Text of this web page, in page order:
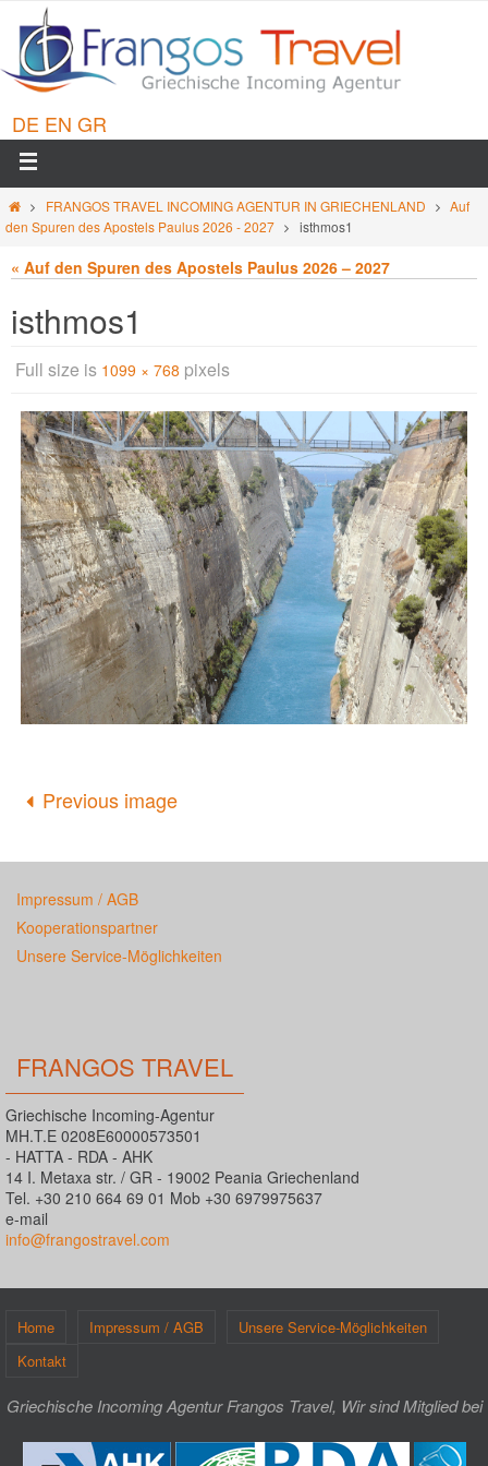
DE EN GR
FRANGOS TRAVEL INCOMING AGENTUR IN GRIECHENLAND
Auf
den Spuren des Apostels Paulus 2026 - 2027
isthmos1
« Auf den Spuren des Apostels Paulus 2026 – 2027
isthmos1
Full size is 1099 × 768 pixels
Previous image
Impressum / AGB
Kooperationspartner
Unsere Service-Möglichkeiten
FRANGOS TRAVEL
Griechische Incoming-Agentur
MH.T.E 0208E60000573501
- HATTA - RDA - AHK
14 I. Metaxa str. / GR - 19002 Peania Griechenland
Tel. +30 210 664 69 01 Mob +30 6979975637
e-mail
info@frangostravel.com
Home Impressum / AGB
Unsere Service-Möglichkeiten
Kontakt
Griechische Incoming Agentur Frangos Travel, Wir sind Mitglied bei